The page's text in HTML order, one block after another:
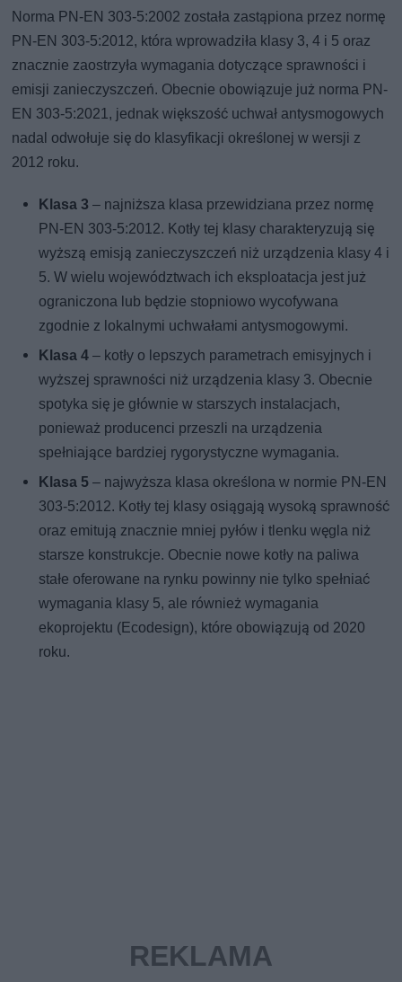
Norma PN-EN 303-5:2002 została zastąpiona przez normę
PN-EN 303-5:2012, która wprowadziła klasy 3, 4 i 5 oraz
znacznie zaostrzyła wymagania dotyczące sprawności i
emisji zanieczyszczeń. Obecnie obowiązuje już norma PN-
EN 303-5:2021, jednak większość uchwał antysmogowych
nadal odwołuje się do klasyfikacji określonej w wersji z
2012 roku.
Klasa 3 – najniższa klasa przewidziana przez normę
PN-EN 303-5:2012. Kotły tej klasy charakteryzują się
wyższą emisją zanieczyszczeń niż urządzenia klasy 4 i
5. W wielu województwach ich eksploatacja jest już
ograniczona lub będzie stopniowo wycofywana
zgodnie z lokalnymi uchwałami antysmogowymi.
Klasa 4 – kotły o lepszych parametrach emisyjnych i
wyższej sprawności niż urządzenia klasy 3. Obecnie
spotyka się je głównie w starszych instalacjach,
ponieważ producenci przeszli na urządzenia
spełniające bardziej rygorystyczne wymagania.
Klasa 5 – najwyższa klasa określona w normie PN-EN
303-5:2012. Kotły tej klasy osiągają wysoką sprawność
oraz emitują znacznie mniej pyłów i tlenku węgla niż
starsze konstrukcje. Obecnie nowe kotły na paliwa
stałe oferowane na rynku powinny nie tylko spełniać
wymagania klasy 5, ale również wymagania
ekoprojektu (Ecodesign), które obowiązują od 2020
roku.